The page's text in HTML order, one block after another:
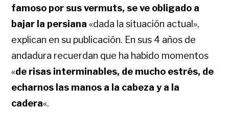
famoso por sus vermuts, se ve obligado a
bajar la persiana «dada la situación actual»,
explican en su publicación. En sus 4 años de
andadura recuerdan que ha habido momentos
«de risas interminables, de mucho estrés, de
echarnos las manos a la cabeza y a la
cadera«.